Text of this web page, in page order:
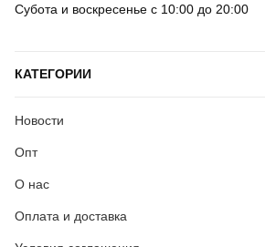
Субота и воскресенье с 10:00 до 20:00
КАТЕГОРИИ
Новости
Опт
О нас
Оплата и доставка